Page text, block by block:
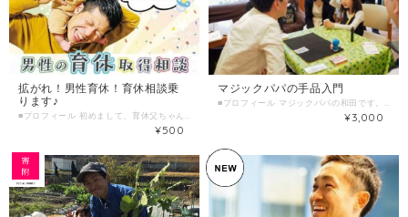
拡がれ！男性育休！育休相談乗
ります♪
¥500
マジックパパの手品入門
¥3,000